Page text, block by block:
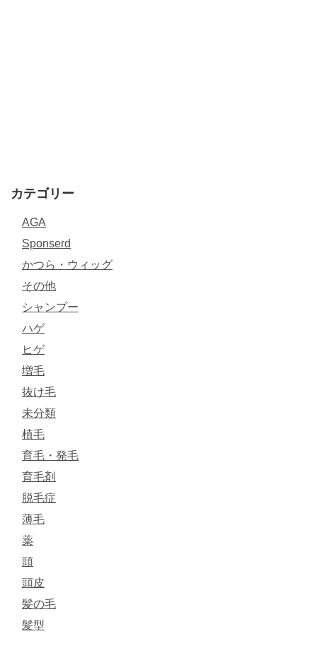
カテゴリー
AGA
Sponserd
かつら・ウィッグ
その他
シャンプー
ハゲ
ヒゲ
増毛
抜け毛
未分類
植毛
育毛・発毛
育毛剤
脱毛症
薄毛
薬
頭
頭皮
髪の毛
髪型